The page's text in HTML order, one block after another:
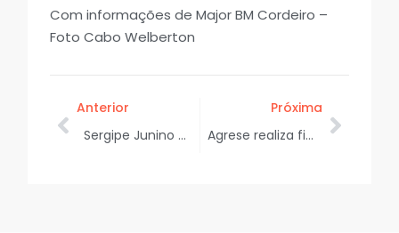
Com informações de Major BM Cordeiro –
Foto Cabo Welberton
Anterior
Sergipe Junino é lançado e projeta três dias de cultura e turismo em Aracaju
Próxima
Agrese realiza fiscalização em estações de gás natural nos municípios de Itaporanga D`Ajuda e Estância